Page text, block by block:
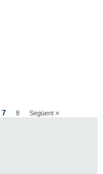
7 8 Següent »